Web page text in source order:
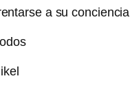
a su conciencia